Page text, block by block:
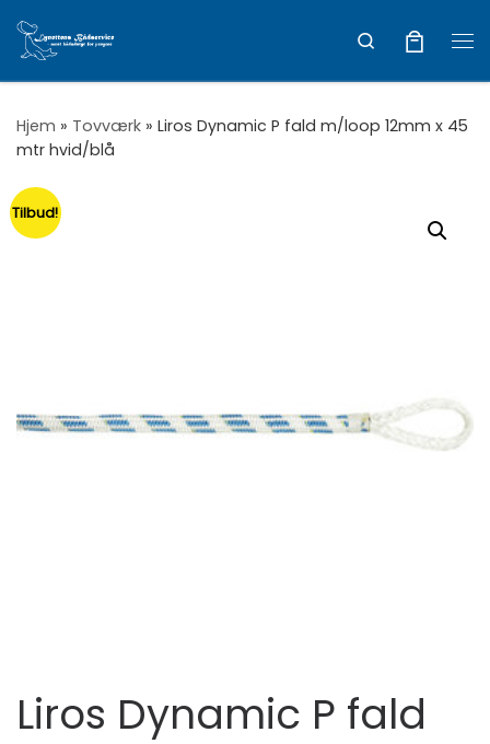
Vis hele indholdet
Search
Hjem » Tovværk » Liros Dynamic P fald m/loop 12mm x 45
mtr hvid/blå
Tilbud!
Liros Dynamic P fald